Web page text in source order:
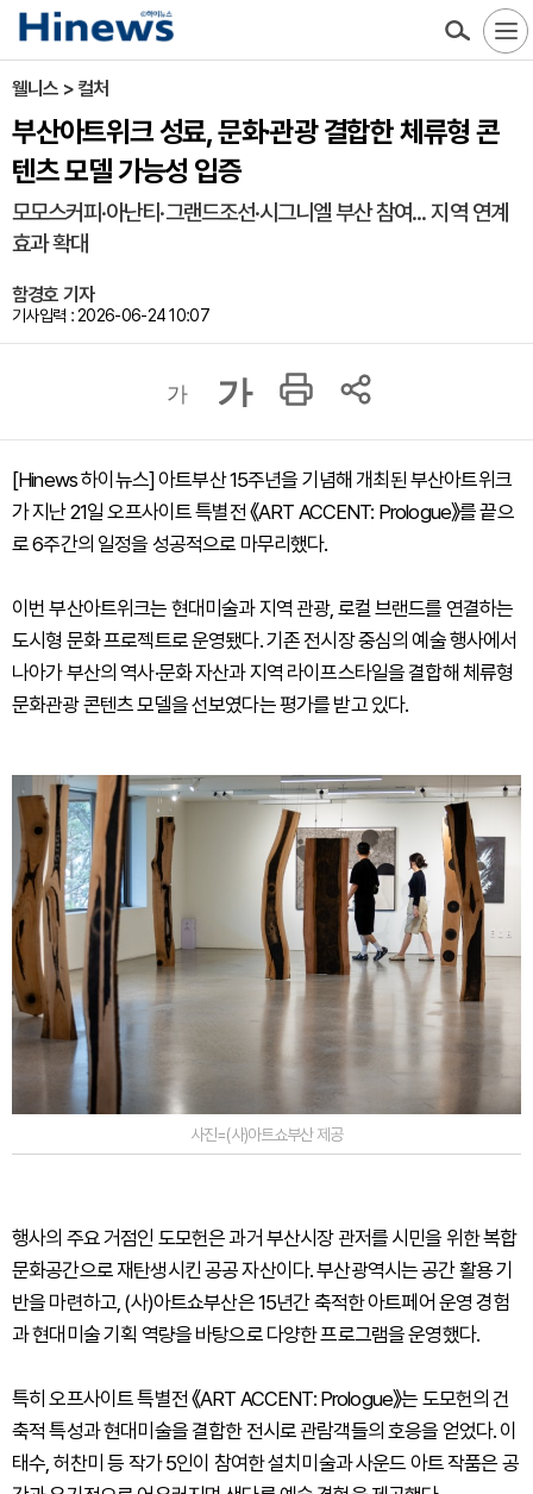
웰니스 > 컬처
부산아트위크 성료, 문화·관광 결합한 체류형 콘
텐츠 모델 가능성 입증
모모스커피·아난티·그랜드조선·시그니엘 부산 참여... 지역 연계
효과 확대
함경호 기자
기사입력 : 2026-06-24 10:07
가 가
[Hinews 하이뉴스] 아트부산 15주년을 기념해 개최된 부산아트위크
가 지난 21일 오프사이트 특별전 《ART ACCENT: Prologue》를 끝으
로 6주간의 일정을 성공적으로 마무리했다.
이번 부산아트위크는 현대미술과 지역 관광, 로컬 브랜드를 연결하는
도시형 문화 프로젝트로 운영됐다. 기존 전시장 중심의 예술 행사에서
나아가 부산의 역사·문화 자산과 지역 라이프스타일을 결합해 체류형
문화관광 콘텐츠 모델을 선보였다는 평가를 받고 있다.
사진=(사)아트쇼부산 제공
행사의 주요 거점인 도모헌은 과거 부산시장 관저를 시민을 위한 복합
문화공간으로 재탄생시킨 공공 자산이다. 부산광역시는 공간 활용 기
반을 마련하고, (사)아트쇼부산은 15년간 축적한 아트페어 운영 경험
과 현대미술 기획 역량을 바탕으로 다양한 프로그램을 운영했다.
특히 오프사이트 특별전 《ART ACCENT: Prologue》는 도모헌의 건
축적 특성과 현대미술을 결합한 전시로 관람객들의 호응을 얻었다. 이
태수, 허찬미 등 작가 5인이 참여한 설치미술과 사운드 아트 작품은 공